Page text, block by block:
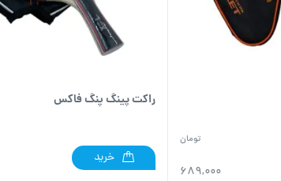
689,000
تومان
راکت پینگ پنگ فاکس
خرید